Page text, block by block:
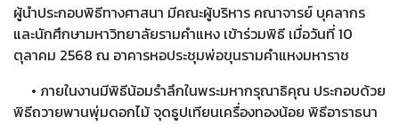
ผู้นำประกอบพิธีทางศาสนา มีคณะผู้บริหาร คณาจารย์ บุคลากร
และนักศึกษามหาวิทยาลัยรามคำแหง เข้าร่วมพิธี เมื่อวันที่ 10
ตุลาคม 2568 ณ อาคารหอประชุมพ่อขุนรามคำแหงมหาราช
• ภายในงานมีพิธีน้อมรำลึกในพระมหากรุณาธิคุณ ประกอบด้วย
พิธีถวายพานพุ่มดอกไม้ จุดธูปเทียนเครื่องทองน้อย พิธีอาราธนา